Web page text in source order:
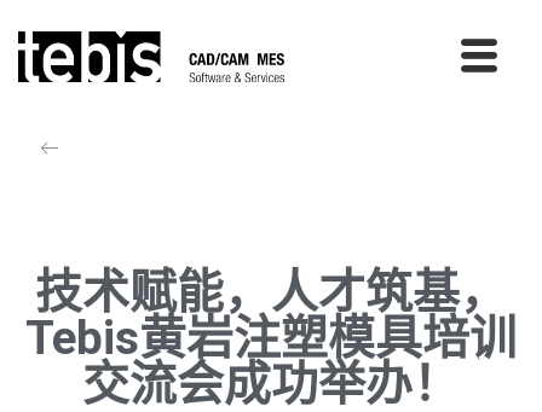
技术赋能，人才筑基，
Tebis黄岩注塑模具培训
交流会成功举办！